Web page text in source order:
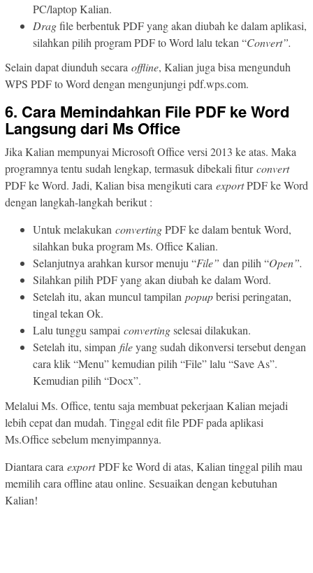
PC/laptop Kalian.
Dragfile berbentuk PDF yang akan diubah ke dalam aplikasi,
silahkan pilih program PDF to Word lalu tekan “Convert”.
Selain dapat diunduh secara offline, Kalian juga bisa mengunduh
WPS PDF to Word dengan mengunjungi pdf.wps.com.
6. Cara Memindahkan File PDF ke Word
Langsung dari Ms Office
Jika Kalian mempunyai Microsoft Office versi 2013 ke atas. Maka
programnya tentu sudah lengkap, termasuk dibekali fiturconvert
PDF ke Word. Jadi, Kalian bisa mengikuti cara exportPDF ke Word
dengan langkah-langkah berikut :
Untuk melakukan convertingPDF ke dalam bentuk Word,
silahkan buka program Ms. Office Kalian.
Selanjutnya arahkan kursor menuju “File” dan pilih “Open”.
Silahkan pilih PDF yang akan diubah ke dalam Word.
Setelah itu, akan muncul tampilan popupberisi peringatan,
tingal tekan Ok.
Lalu tunggu sampai convertingselesai dilakukan.
Setelah itu, simpan fileyang sudah dikonversi tersebut dengan
cara klik “Menu” kemudian pilih “File” lalu “Save As”.
Kemudian pilih “Docx”.
Melalui Ms. Office, tentu saja membuat pekerjaan Kalian mejadi
lebih cepat dan mudah. Tinggal edit file PDF pada aplikasi
Ms.Office sebelum menyimpannya.
Diantara cara exportPDF ke Word di atas, Kalian tinggal pilih mau
memilih cara offline atau online. Sesuaikan dengan kebutuhan
Kalian!